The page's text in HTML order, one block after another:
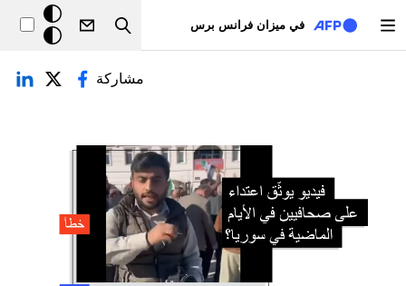
في ميزان فرانس برس
Search
خلفيّة
داكنة
التبويبات الأساسية
مشاركة